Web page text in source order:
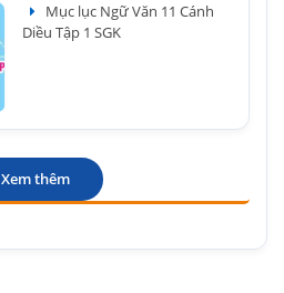
Mục lục Ngữ Văn 11 Cánh
Diều Tập 1 SGK
Xem thêm